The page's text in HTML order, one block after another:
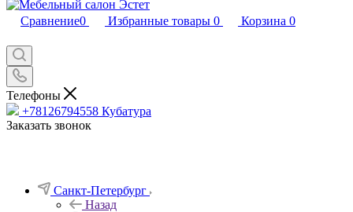
Сравнение0 Избранные товары 0 Корзина 0
Телефоны
+78126794558 Кубатура
Заказать звонок
Санкт-Петербург
Назад